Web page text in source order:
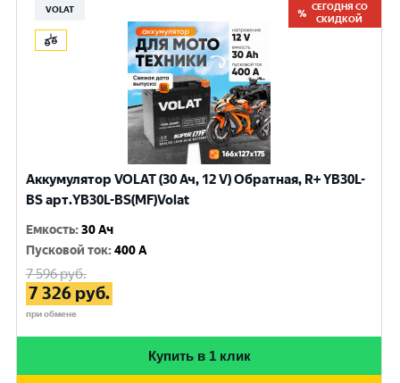
VOLAT
СЕГОДНЯ СО
СКИДКОЙ
Аккумулятор VOLAT (30 Ач, 12 V) Обратная, R+ YB30L-
BS арт.YB30L-BS(MF)Volat
Емкость:30 Ач
Пусковой ток:400 A
7 596руб.
7 326 руб.
при обмене
Купить в 1 клик